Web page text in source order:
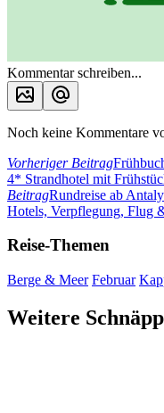
Kommentar schreiben...
Noch keine Kommentare
Vorheriger Beitrag
4* Strandhotel mit
BeitragRundreise ab
Hotels, Verpflegung, Flug
Reise-Themen
Berge & Meer Februar
Weitere